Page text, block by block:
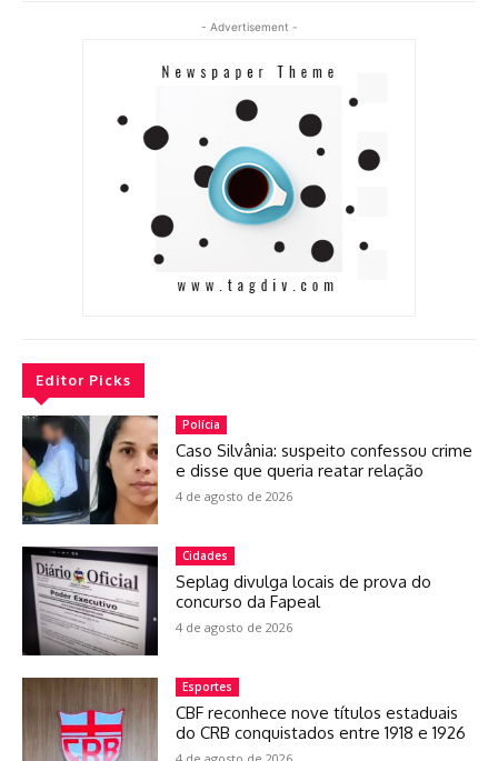
- Advertisement -
Editor Picks
Polícia
Caso Silvânia: suspeito confessou crime
e disse que queria reatar relação
4 de agosto de 2026
Cidades
Seplag divulga locais de prova do
concurso da Fapeal
4 de agosto de 2026
Esportes
CBF reconhece nove títulos estaduais
do CRB conquistados entre 1918 e 1926